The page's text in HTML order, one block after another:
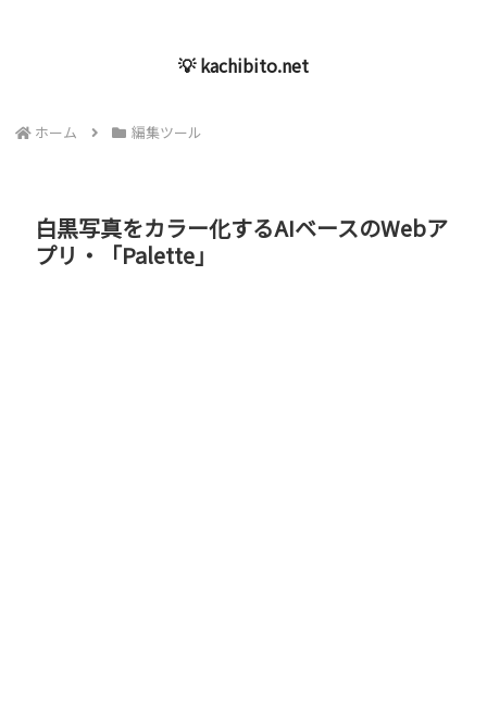
💡 kachibito.net
ホーム 編集ツール
白黒写真をカラー化するAIベースのWebア
プリ・「Palette」